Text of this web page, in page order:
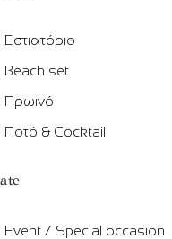
Εστιατόριο
Beach set
Πρωινό
Ποτό & Cocktail
Event / Special occasion